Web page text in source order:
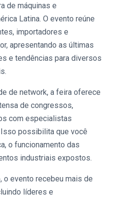
de máquinas e
Latina. O evento reúne
importadores e
apresentando as últimas
e tendências para diversos
de network, a feira oferece
de congressos,
com especialistas
possibilita que você
o funcionamento das
industriais expostos.
o evento recebeu mais de
líderes e